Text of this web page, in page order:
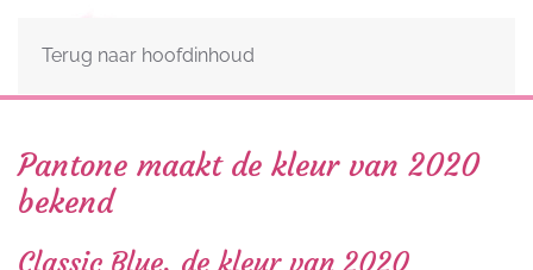
Terug naar hoofdinhoud
Pantone maakt de kleur van 2020
bekend
Classic Blue, de kleur van 2020